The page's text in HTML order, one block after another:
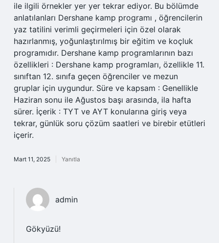
ile ilgili örnekler yer yer tekrar ediyor. Bu bölümde
anlatılanları Dershane kamp programı , öğrencilerin
yaz tatilini verimli geçirmeleri için özel olarak
hazırlanmış, yoğunlaştırılmış bir eğitim ve koçluk
programıdır. Dershane kamp programlarının bazı
özellikleri : Dershane kamp programları, özellikle 11.
sınıftan 12. sınıfa geçen öğrenciler ve mezun
gruplar için uygundur. Süre ve kapsam : Genellikle
Haziran sonu ile Ağustos başı arasında, ila hafta
sürer. İçerik : TYT ve AYT konularına giriş veya
tekrar, günlük soru çözüm saatleri ve birebir etütleri
içerir.
Mart 11, 2025 Yanıtla
admin
Gökyüzü!